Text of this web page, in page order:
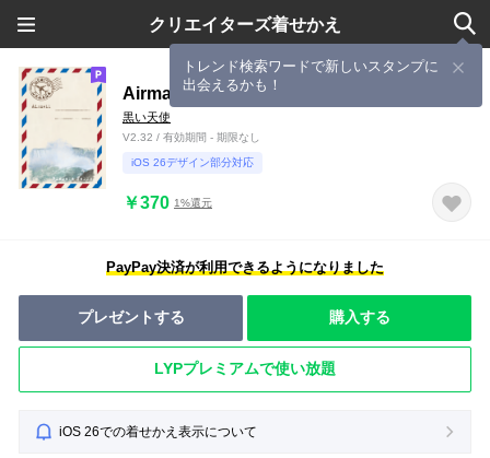
クリエイターズ着せかえ
トレンド検索ワードで新しいスタンプに
出会えるかも！
Airmail Ontario Canada NiagaraFalls Ver.
黒い天使
V2.32 / 有効期間 - 期限なし
iOS 26デザイン部分対応
￥370 1%還元
PayPay決済が利用できるようになりました
プレゼントする 購入する
LYPプレミアムで使い放題
iOS 26での着せかえ表示について